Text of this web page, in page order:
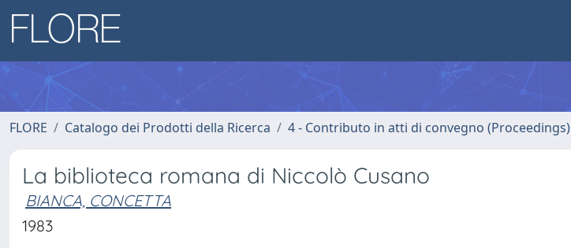
FLORE Catalogo dei Prodotti della Ricerca 4 - Contributo in atti di convegno (Proceedings)
La biblioteca romana di Niccolò Cusano
BIANCA, CONCETTA
1983